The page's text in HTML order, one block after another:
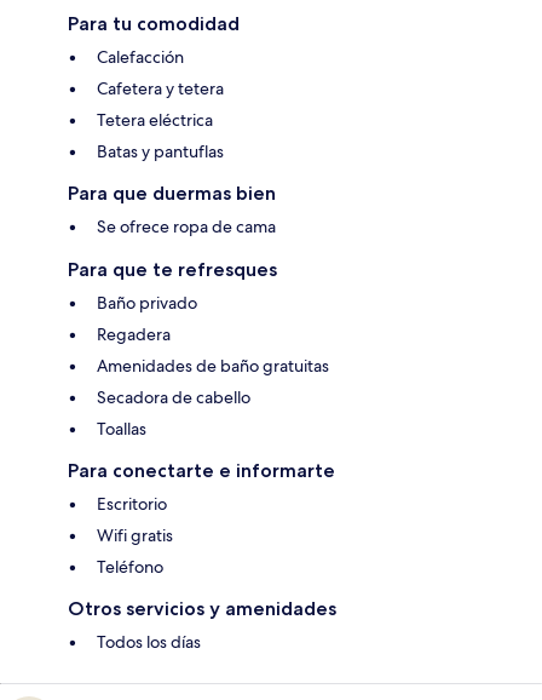
Para tu comodidad
Calefacción
Cafetera y tetera
Tetera eléctrica
Batas y pantuflas
Para que duermas bien
Se ofrece ropa de cama
Para que te refresques
Baño privado
Regadera
Amenidades de baño gratuitas
Secadora de cabello
Toallas
Para conectarte e informarte
Escritorio
Wifi gratis
Teléfono
Otros servicios y amenidades
Todos los días